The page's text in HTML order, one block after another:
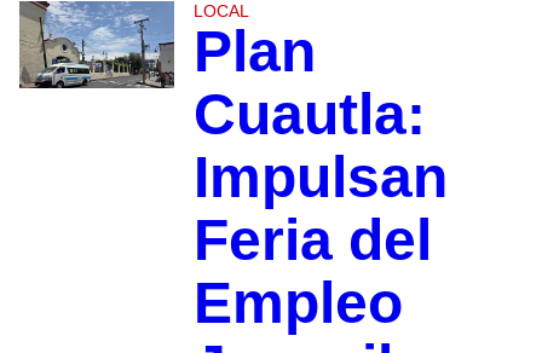
LOCAL
Plan
Cuautla:
Impulsan
Feria del
Empleo